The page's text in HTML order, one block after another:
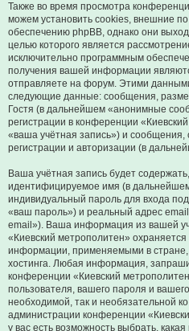
Также во время просмотра
можем установить cookies, внешние
обеспечению phpBB, однако они
целью которого является
исключительно программным
получения вашей информации
отправляете на форум. Этими
следующие данные: сообщения,
Гостя (в дальнейшем «анонимные
регистрации в конференции
«ваша учётная запись») и сообщения,
регистрации и авторизации (в
Ваша учётная запись будет
идентифицируемое имя (в
индивидуальный пароль для входа
«ваш пароль») и реальный адрес
email»). Ваша информация из вашей
«Киевский метрополитен»
информации, применяемыми в
хостинга. Любая информация,
конференции «Киевский
пользователя, вашего пароля и
необходимой, так и необязательной
администрации конференции
у вас есть возможность выбрать,